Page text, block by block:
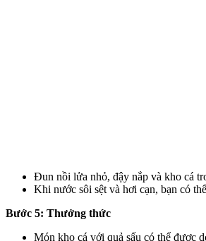
Đun nồi lửa nhỏ, đậy nắp và kho cá
Khi nước sôi sệt và hơi cạn, bạn có
Bước 5: Thưởng thức
Món kho cá với quả sấu có thể được